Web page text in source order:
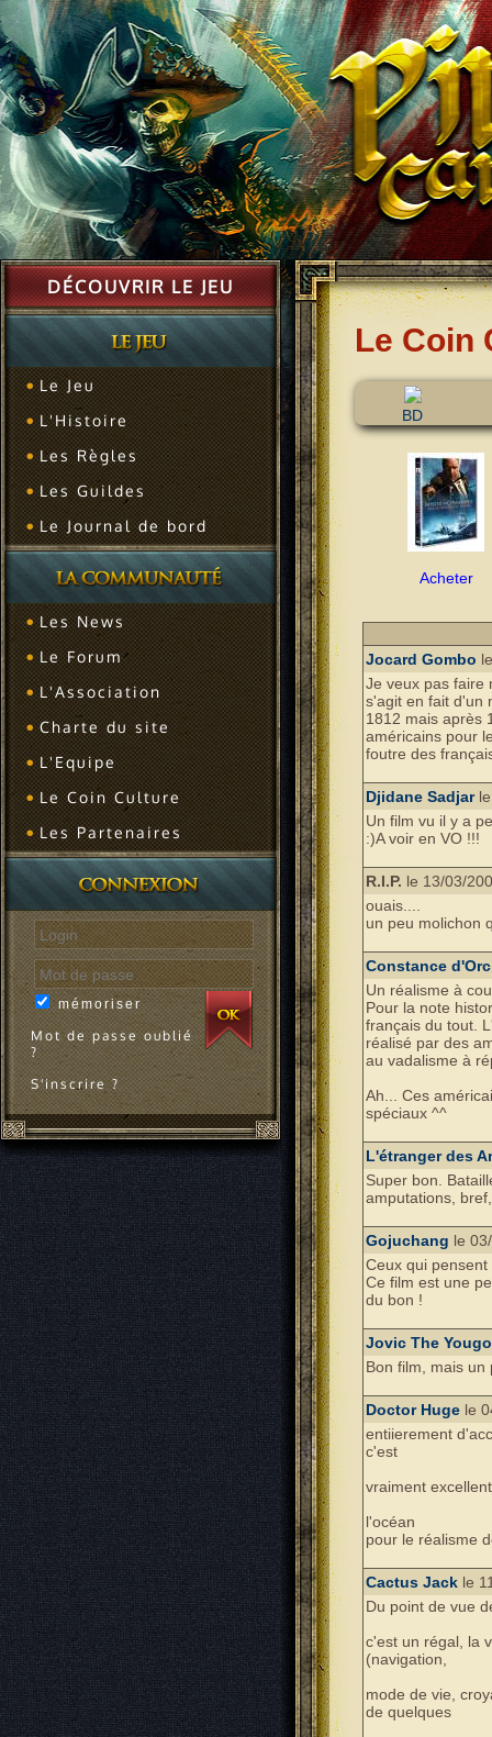
DÉCOUVRIR LE JEU
Le Jeu
L'Histoire
Les Règles
Les Guildes
Le Journal de bord
Les News
Le Forum
L'Association
Charte du site
L'Equipe
Le Coin Culture
Les Partenaires
mémoriser
Mot de passe oublié
?
S'inscrire ?
Le Coin
BD
Acheter
Jocard Gombo
Je veux pas faire
s'agit en fait d'un
1812 mais après
américains pour
foutre des
Djidane Sadjarle
Un film vu il y a
:)A voir en VO !!!
R.I.P. le 13/03/
ouais....
un peu molichon
Constance
Un réalisme à
Pour la note
français du tout.
réalisé par des
au vadalisme à
Ah... Ces
spéciaux ^^
L'étranger des
Super bon.
amputations,
Gojuchang le
Ceux qui
Ce film est une
du bon !
Jovic The Yougo
Bon film, mais un
Doctor Hugele
entiierement
c'est
vraiment
l'océan
pour le réalisme
Cactus Jackle
Du point de vue
c'est un régal, la
(navigation,
mode de vie,
de quelques